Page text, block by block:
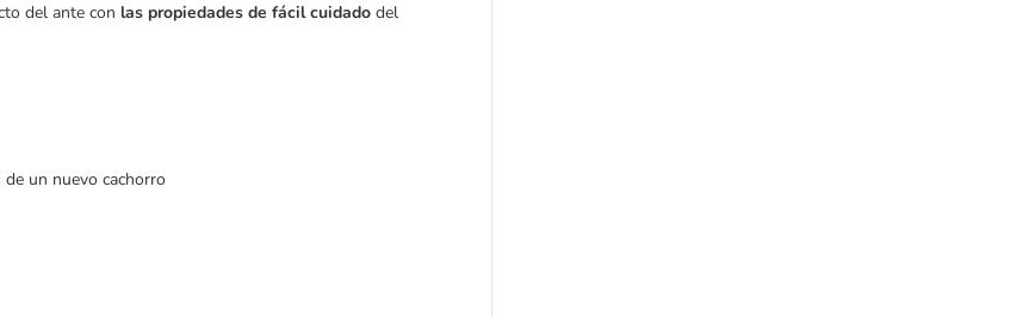
del ante con las propiedades de fácil cuidado del
un nuevo cachorro